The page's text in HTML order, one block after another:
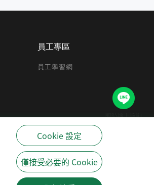
即時線上諮詢
員工專區
員工學習網
Cookie 設定
僅接受必要的 Cookie